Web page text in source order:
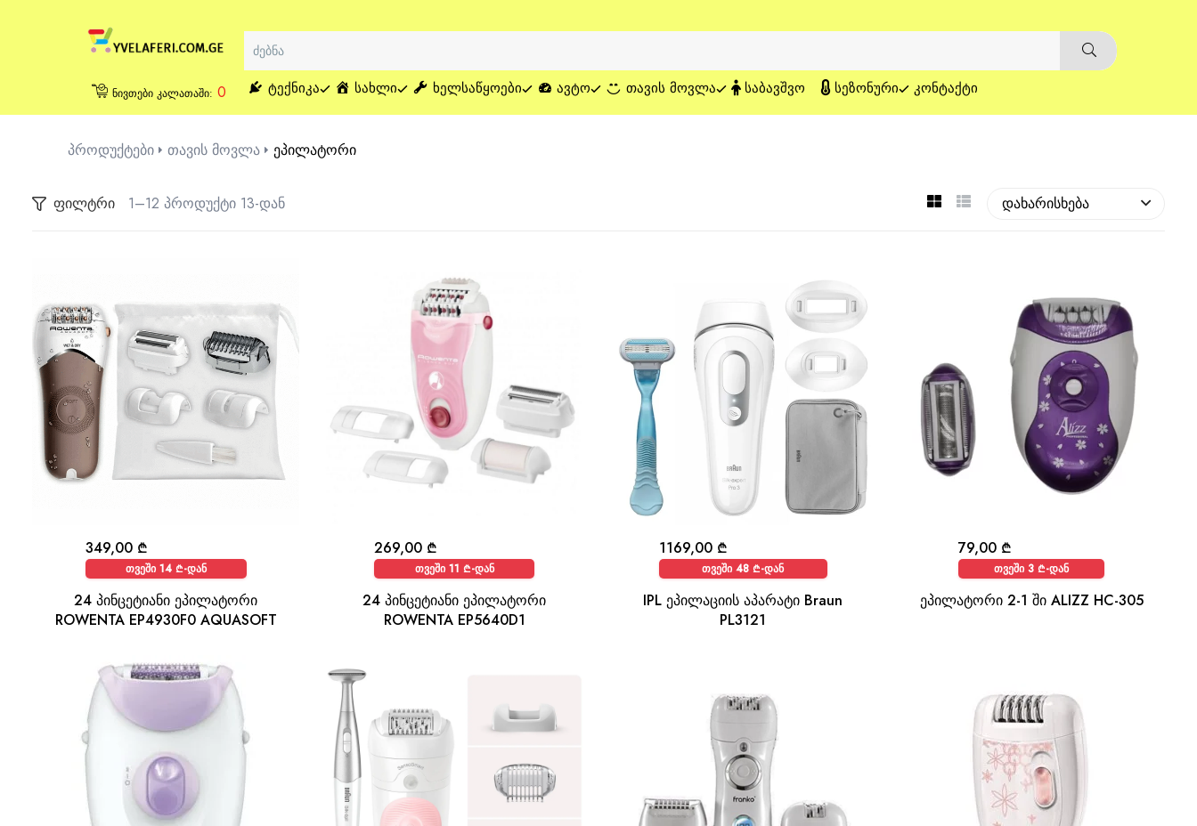
ნივთები კალათაში: 0 ᲢᲔᲥᲜᲘᲙᲐ ᲡᲐᲮᲚᲘ ᲮᲔᲚᲡᲐᲬᲧᲝᲔᲑᲘ ᲐᲕᲢᲝ ᲗᲐᲕᲘᲡ ᲛᲝᲕᲚᲐ ᲡᲐᲑᲐᲕᲨᲕᲝ ᲡᲔᲖᲝᲜᲣᲠᲘ ᲙᲝᲜᲢᲐᲥᲢᲘ
პროდუქტები თავის მოვლა ეპილატორი
ფილტრი 1–12 პროდუქტი 13-დან დახარისხება
24 პინცეტიანი ეპილატორი
ROWENTA EP4930F0 AQUASOFT
349,00 ₾
თვეში 14 ₾-დან
24 პინცეტიანი ეპილატორი
ROWENTA EP5640D1
269,00 ₾
თვეში 11 ₾-დან
IPL ეპილაციის აპარატი Braun
PL3121
1169,00 ₾
თვეში 48 ₾-დან
ეპილატორი 2-1 ში ALIZZ HC-305
79,00 ₾
თვეში 3 ₾-დან